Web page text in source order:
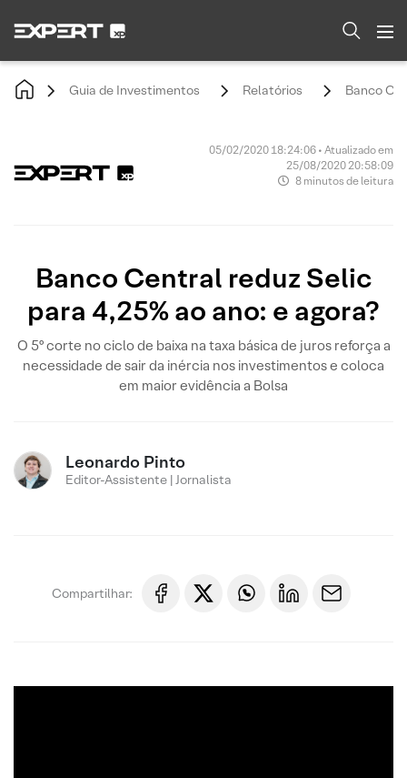
Guia de Investimentos Relatórios Banco
05/02/2020 18:24:06 • Atualizado em
25/08/2020 20:58:09
8 minutos de leitura
Banco Central reduz Selic
para 4,25% ao ano: e agora?
O 5º corte no ciclo de baixa na taxa básica de juros reforça a
necessidade de sair da inércia nos investimentos e coloca
em maior evidência a Bolsa
Leonardo Pinto
Editor-Assistente | Jornalista
Compartilhar: